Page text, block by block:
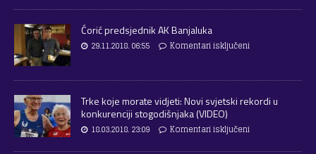
Ćorić predsjednik AK Banjaluka
29.11.2018. 06:55 Komentari isključeni
Trke koje morate vidjeti: Novi svjetski rekordi u
konkurenciji stogodišnjaka (VIDEO)
18.03.2018. 23:09 Komentari isključeni